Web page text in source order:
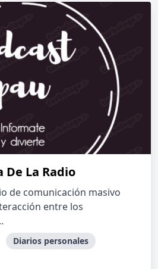
La Radio
de comunicación masivo
entre los
Diarios personales